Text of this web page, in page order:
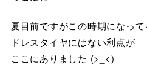
夏目前ですがこの時期になっ
ドレスタイヤにはない利点が
ここにありました (>_<)